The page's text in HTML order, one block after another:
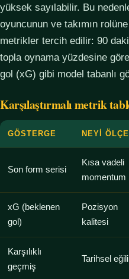
yüksek sayılabilir. Bu
oyuncunun ve takımın
metrikler tercih edilir: 90
topla oynama yüzdesine
gol (xG) gibi model tabanlı
Karşılaştırmalı metrik
GÖSTERGE NEYI
Son form serisi
Kısa vadeli
momentum
xG (beklenen
gol)
Pozisyon
kalitesi
Karşılıklı
geçmiş
Tarihsel